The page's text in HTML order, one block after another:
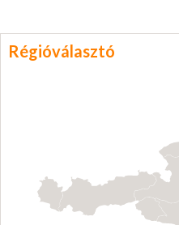
Régióválasztó